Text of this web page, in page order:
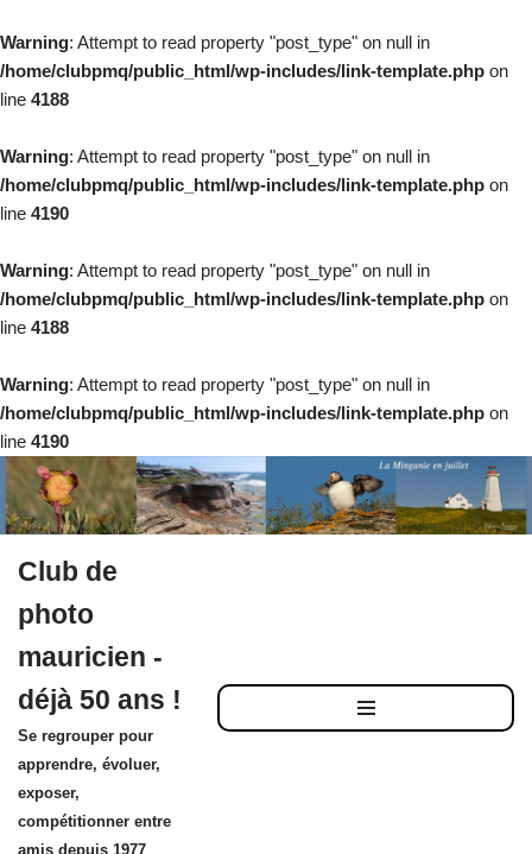
Warning: Attempt to read property "post_type" on null in
/home/clubpmq/public_html/wp-includes/link-template.php on
line 4188
Warning: Attempt to read property "post_type" on null in
/home/clubpmq/public_html/wp-includes/link-template.php on
line 4190
Warning: Attempt to read property "post_type" on null in
/home/clubpmq/public_html/wp-includes/link-template.php on
line 4188
Warning: Attempt to read property "post_type" on null in
/home/clubpmq/public_html/wp-includes/link-template.php on
line 4190
au
contenu
Club de
photo
mauricien -
déjà 50 ans !
Se regrouper pour
apprendre, évoluer,
exposer,
compétitionner entre
amis depuis 1977